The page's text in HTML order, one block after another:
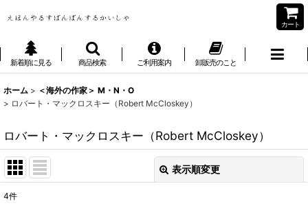
カート
新着順に見る 商品検索 ご利用案内 卸販売のこと
ホーム > ＜海外の作家＞ M・N・O
> ロバート・マックロスキー（Robert McCloskey）
ロバート・マックロスキー（Robert McCloskey）
表示順変更
4件